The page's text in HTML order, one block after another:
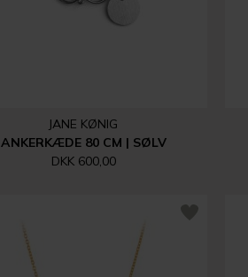
JANE KØNIG
ANKERKÆDE 80 CM | SØLV
DKK 600,00